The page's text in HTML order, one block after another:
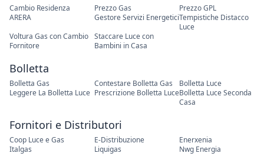
Cambio Residenza Prezzo Gas
Prezzo GPL
ARERA
Gestore Servizi EnergeticiTempistiche Distacco
Luce
Voltura Gas con Cambio
Fornitore
Staccare Luce con
Bambini in Casa
Bolletta
Bolletta Gas Contestare Bolletta Gas
Bolletta Luce
Leggere La Bolletta Luce Prescrizione Bolletta LuceBolletta Luce Seconda
Casa
Fornitori e Distributori
Coop Luce e Gas E-Distribuzione
Enerxenia
Italgas
Liquigas Nwg Energia